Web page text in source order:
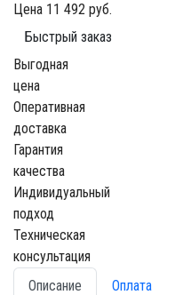
Цена 11 492 руб.
Быстрый заказ
Выгодная
цена
Оперативная
доставка
Гарантия
качества
Индивидуальный
подход
Техническая
консультация
Описание
Оплата